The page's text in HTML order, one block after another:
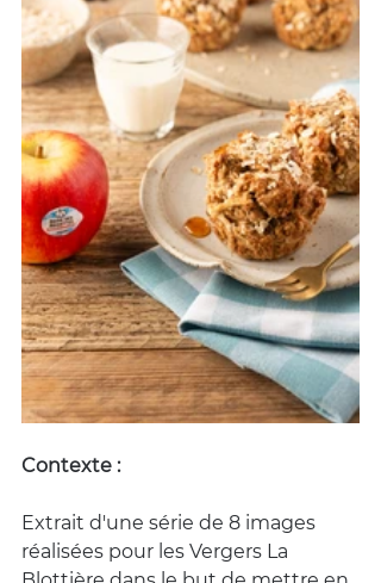
Contexte :
Extrait d'une série de 8 images
réalisées pour les Vergers La